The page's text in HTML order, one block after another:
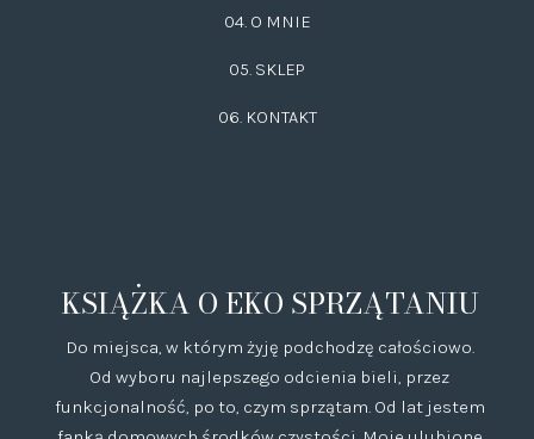
04. O MNIE
05. SKLEP
06. KONTAKT
KSIĄŻKA O EKO SPRZĄTANIU
Do miejsca, w którym żyję podchodzę całościowo.
Od wyboru najlepszego odcienia bieli, przez
funkcjonalność, po to, czym sprzątam. Od lat jestem